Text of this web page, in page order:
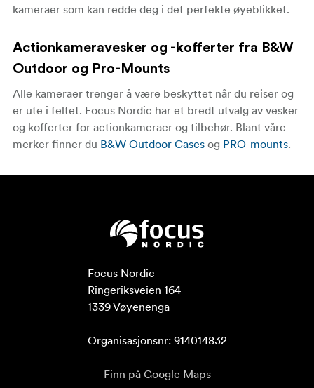
kameraer som kan redde deg i det perfekte øyeblikket.
Actionkameravesker og -kofferter fra B&W
Outdoor og Pro-Mounts
Alle kameraer trenger å være beskyttet når du reiser og
er ute i feltet. Focus Nordic har et bredt utvalg av vesker
og kofferter for actionkameraer og tilbehør. Blant våre
merker finner du B&W Outdoor Cases og PRO-mounts.
Focus Nordic
Ringeriksveien 164
1339 Vøyenenga
Organisasjonsnr: 914014832
Finn på Google Maps